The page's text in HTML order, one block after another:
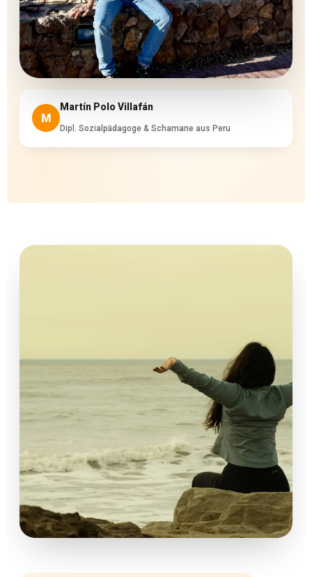
M
Martín Polo Villafán
Dipl. Sozialpädagoge & Schamane aus Peru